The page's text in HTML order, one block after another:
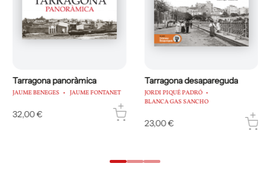
Tarragona panoràmica
JAUME BENEGES JAUME FONTANET
32,00 €
Tarragona desapareguda
JORDI PIQUÉ PADRÓ
BLANCA GAS SANCHO
23,00 €